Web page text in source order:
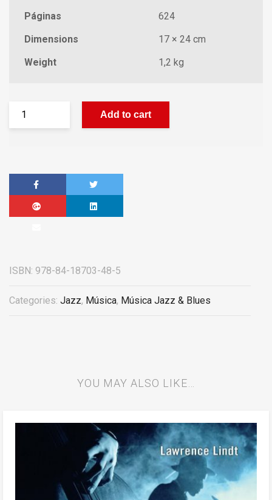
Páginas
624
Dimensions
17 × 24 cm
Weight
1,2 kg
Add to cart
ISBN: 978-84-18703-48-5
Categories: Jazz, Música, Música Jazz & Blues
YOU MAY ALSO LIKE…